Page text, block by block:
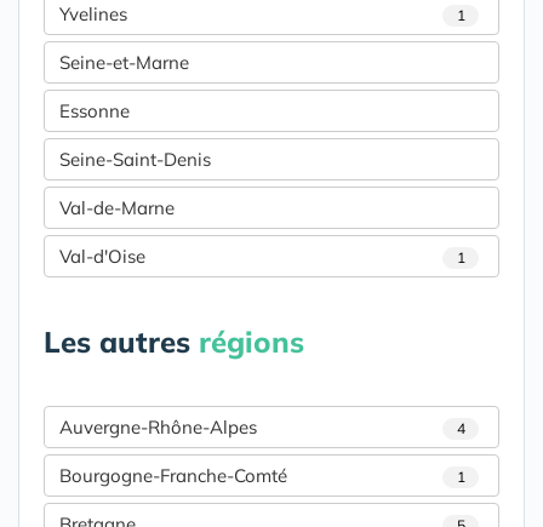
Yvelines 1
Seine-et-Marne
Essonne
Seine-Saint-Denis
Val-de-Marne
Val-d'Oise 1
Les autres régions
Auvergne-Rhône-Alpes 4
Bourgogne-Franche-Comté 1